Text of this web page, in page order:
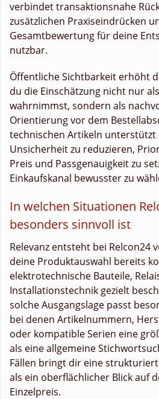
verbindet transaktionsnahe
zusätzlichen Praxiseindrücken
Gesamtbewertung für deine
nutzbar.
Öffentliche Sichtbarkeit erhöht
du die Einschätzung nicht nur
wahrnimmst, sondern als
Orientierung vor dem
technischen Artikeln unterstützt
Unsicherheit zu reduzieren,
Preis und Passgenauigkeit zu
Einkaufskanal bewusster zu
In welchen Situationen
besonders sinnvoll ist
Relevanz entsteht bei Relcon24
deine Produktauswahl bereits
elektrotechnische Bauteile,
Installationstechnik gezielt
solche Ausgangslage passt
bei denen Artikelnummern,
oder kompatible Serien eine
als eine allgemeine
Fällen bringt dir eine
als ein oberflächlicher Blick auf
Einzelpreis.